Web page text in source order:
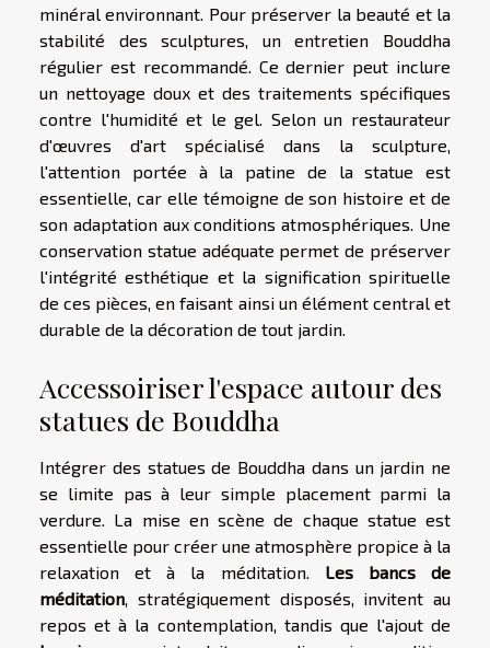
minéral environnant. Pour préserver la beauté et la
stabilité des sculptures, un entretien Bouddha
régulier est recommandé. Ce dernier peut inclure
un nettoyage doux et des traitements spécifiques
contre l'humidité et le gel. Selon un restaurateur
d'œuvres d'art spécialisé dans la sculpture,
l'attention portée à la patine de la statue est
essentielle, car elle témoigne de son histoire et de
son adaptation aux conditions atmosphériques. Une
conservation statue adéquate permet de préserver
l'intégrité esthétique et la signification spirituelle
de ces pièces, en faisant ainsi un élément central et
durable de la décoration de tout jardin.
Accessoiriser l'espace autour des
statues de Bouddha
Intégrer des statues de Bouddha dans un jardin ne
se limite pas à leur simple placement parmi la
verdure. La mise en scène de chaque statue est
essentielle pour créer une atmosphère propice à la
relaxation et à la méditation. Les bancs de
méditation , stratégiquement disposés, invitent au
repos et à la contemplation, tandis que l'ajout de